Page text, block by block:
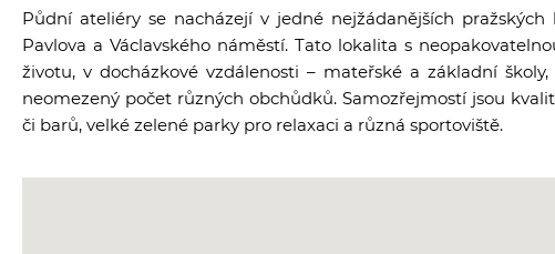
Půdní ateliéry se nacházejí v jedné nejžádanějších
Pavlova a Václavského náměstí. Tato lokalita s
životu, v docházkové vzdálenosti – mateřské a základní
neomezený počet různých obchůdků. Samozřejmostí jsou
či barů, velké zelené parky pro relaxaci a různá sportoviště.